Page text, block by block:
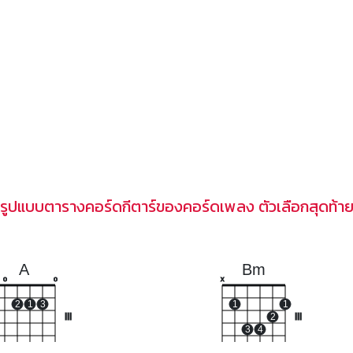
รูปแบบตารางคอร์ดกีตาร์ของคอร์ดเพลง ตัวเลือกสุดท้าย
A
o
2 1 3
o
Bm
x
1
3 4
2
1